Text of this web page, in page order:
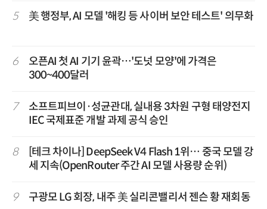
5 美 행정부, AI 모델 '해킹 등 사이버 보안 테스트' 의무화
6
오픈AI 첫 AI 기기 윤곽…'도넛 모양'에 가격은
300~400달러
7
소프트피브이·성균관대, 실내용 3차원 구형 태양전지
IEC 국제표준 개발 과제 공식 승인
8
[테크 차이나] DeepSeek V4 Flash 1위… 중국 모델 강
세 지속(OpenRouter 주간 AI 모델 사용량 순위)
9 구광모 LG 회장, 내주 美 실리콘밸리서 젠슨 황 재회동